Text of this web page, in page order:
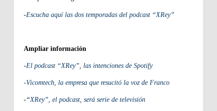
-Escucha aquí las dos temporadas del podcast “XRey”
Ampliar información
-El podcast “XRey”, las intenciones de Spotify
-Vicomtech, la empresa que resucitó la voz de Franco
-“XRey”, el podcast, será serie de televisión